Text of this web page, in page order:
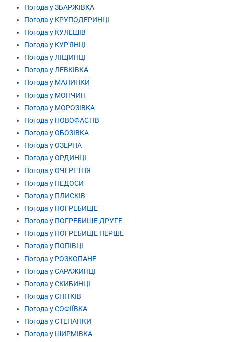
Погода у ЗБАРЖІВКА
Погода у КРУПОДЕРИНЦІ
Погода у КУЛЕШІВ
Погода у КУР'ЯНЦІ
Погода у ЛІЩИНЦІ
Погода у ЛЕВКІВКА
Погода у МАЛИНКИ
Погода у МОНЧИН
Погода у МОРОЗІВКА
Погода у НОВОФАСТІВ
Погода у ОБОЗІВКА
Погода у ОЗЕРНА
Погода у ОРДИНЦІ
Погода у ОЧЕРЕТНЯ
Погода у ПЕДОСИ
Погода у ПЛИСКІВ
Погода у ПОГРЕБИЩЕ
Погода у ПОГРЕБИЩЕ ДРУГЕ
Погода у ПОГРЕБИЩЕ ПЕРШЕ
Погода у ПОПІВЦІ
Погода у РОЗКОПАНЕ
Погода у САРАЖИНЦІ
Погода у СКИБИНЦІ
Погода у СНІТКІВ
Погода у СОФІЇВКА
Погода у СТЕПАНКИ
Погода у ШИРМІВКА